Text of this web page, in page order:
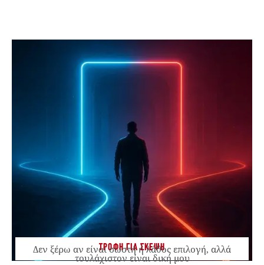
ΤΡΟΦΗ ΓΙΑ ΣΚΕΨΗ
Δεν ξέρω αν είναι σωστή ή λάθος επιλογή, αλλά
τουλάχιστον είναι δική μου